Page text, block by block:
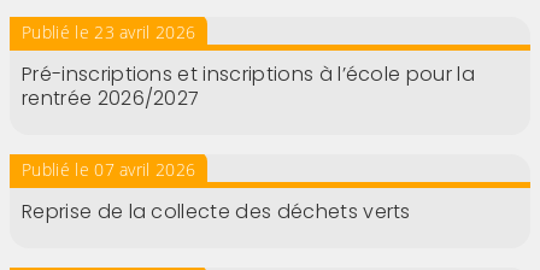
Publié le 23 avril 2026
Pré-inscriptions et inscriptions à l’école pour la
rentrée 2026/2027
Publié le 07 avril 2026
Reprise de la collecte des déchets verts